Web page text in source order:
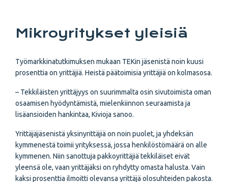
Mikroyritykset yleisiä
Työmarkkinatutkimuksen mukaan TEKin jäsenistä noin kuusi
prosenttia on yrittäjiä. Heistä päätoimisia yrittäjiä on kolmasosa.
– Tekkiläisten yrittäjyys on suurimmalta osin sivutoimista oman
osaamisen hyödyntämistä, mielenkiinnon seuraamista ja
lisäansioiden hankintaa, Kivioja sanoo.
Yrittäjäjäsenistä yksinyrittäjiä on noin puolet, ja yhdeksän
kymmenestä toimii yrityksessä, jossa henkilöstömäärä on alle
kymmenen. Niin sanottuja pakkoyrittäjiä tekkiläiset eivät
yleensä ole, vaan yrittäjäksi on ryhdytty omasta halusta. Vain
kaksi prosenttia ilmoitti olevansa yrittäjä olosuhteiden pakosta.